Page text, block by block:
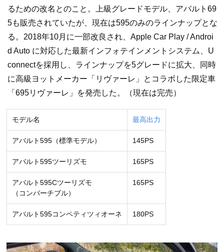
るための改名とのこと。上級グレードモデル、アバルト69
5も販売されていたが、現在は595のみのラインナップとな
る。2018年10月に一部改良され、Apple Car Play / Androi
d Auto に対応した最新インフォテインメントシステム、U
connectを採用し、ラインナップを5グレードに拡大、同時
に高級ヨットメーカー「リヴァーレ」とコラボした限定車
「695リヴァーレ」を発売した。（現在は完売）
モデル名 最高出力
アバルト595（標準モデル） 145PS
アバルト595ツーリズモ 165PS
アバルト595Cツーリズモ
（コンバーチブル）
165PS
アバルト595コンペティツィオーネ 180PS